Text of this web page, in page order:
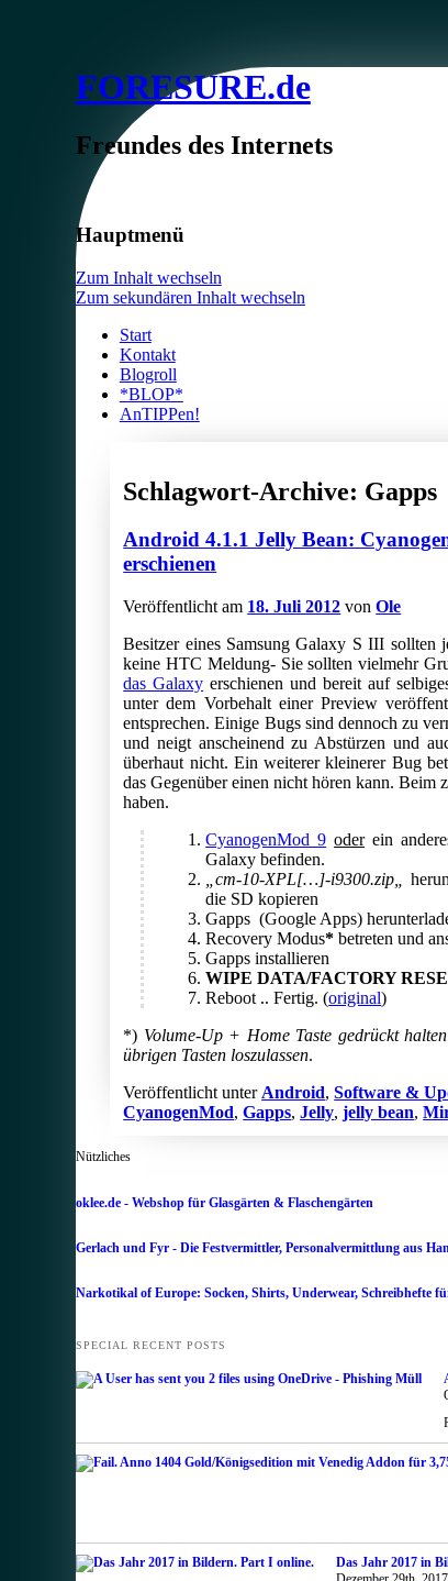
FORESURE.de
Freundes des Internets
Hauptmenü
Zum Inhalt wechseln
Zum sekundären Inhalt wechseln
Start
Kontakt
Blogroll
*BLOP*
AnTIPPen!
Schlagwort-Archive: Gapps
Android 4.1.1 Jelly Bean:
erschienen
Veröffentlicht am 18. Juli 2012 vonOle
Besitzer eines Samsung Galaxy S III
keine HTC Meldung- Sie sollten vielmehr
das Galaxy erschienen und bereit auf
unter dem Vorbehalt einer Preview
entsprechen. Einige Bugs sind dennoch zu
und neigt anscheinend zu Abstürzen und
überhaut nicht. Ein weiterer kleinerer Bug
das Gegenüber einen nicht hören kann. Beim
haben.
CyanogenMod 9 oderein
Galaxy befinden.
„cm-10-XPL[…]-i9300.zip
die SD kopieren
Gapps (Google Apps)
Recovery Modus* betreten und
Gapps installieren
WIPE DATA/FACTORY
Reboot .. Fertig. (original)
*) Volume-Up + Home Taste gedrückt
übrigen Tasten loszulassen.
Veröffentlicht unter Android,Software &
CyanogenMod,Gapps,Jelly,jelly bean,
Nützliches
oklee.de - Webshop für Glasgärten & Flaschengärten
Gerlach und Fyr - Die Festvermittler, Personalvermittlung aus
Narkotikal of Europe: Socken, Shirts, Underwear, Schreibhefte
SPECIAL RECENT POSTS
Das Jahr 2017 in